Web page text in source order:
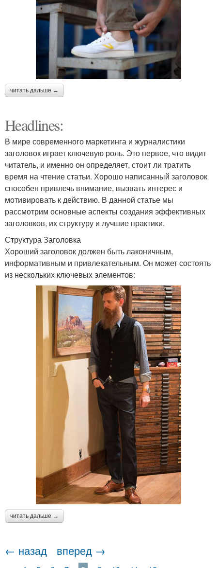
читать дальше →
Headlines:
В мире современного маркетинга и журналистики
заголовок играет ключевую роль. Это первое, что видит
читатель, и именно он определяет, стоит ли тратить
время на чтение статьи. Хорошо написанный заголовок
способен привлечь внимание, вызвать интерес и
мотивировать к действию. В данной статье мы
рассмотрим основные аспекты создания эффективных
заголовков, их структуру и лучшие практики.
Структура Заголовка
Хороший заголовок должен быть лаконичным,
информативным и привлекательным. Он может состоять
из нескольких ключевых элементов:
читать дальше →
← назад вперед →